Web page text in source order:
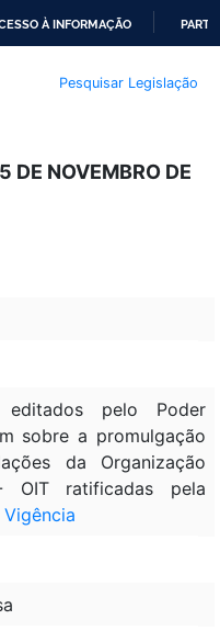
À INFORMAÇÃO
Pesquisar Legislação
DE NOVEMBRO DE
editados pelo Poder
sobre a promulgação
da Organização
OIT ratificadas pela
Vigência